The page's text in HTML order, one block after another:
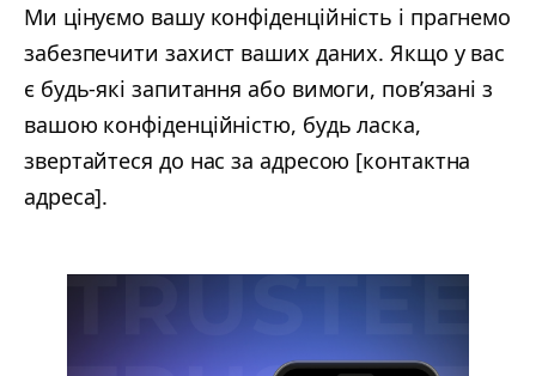
Ми цінуємо вашу конфіденційність і прагнемо
забезпечити захист ваших даних. Якщо у вас
є будь-які запитання або вимоги, пов’язані з
вашою конфіденційністю, будь ласка,
звертайтеся до нас за адресою [контактна
адреса].